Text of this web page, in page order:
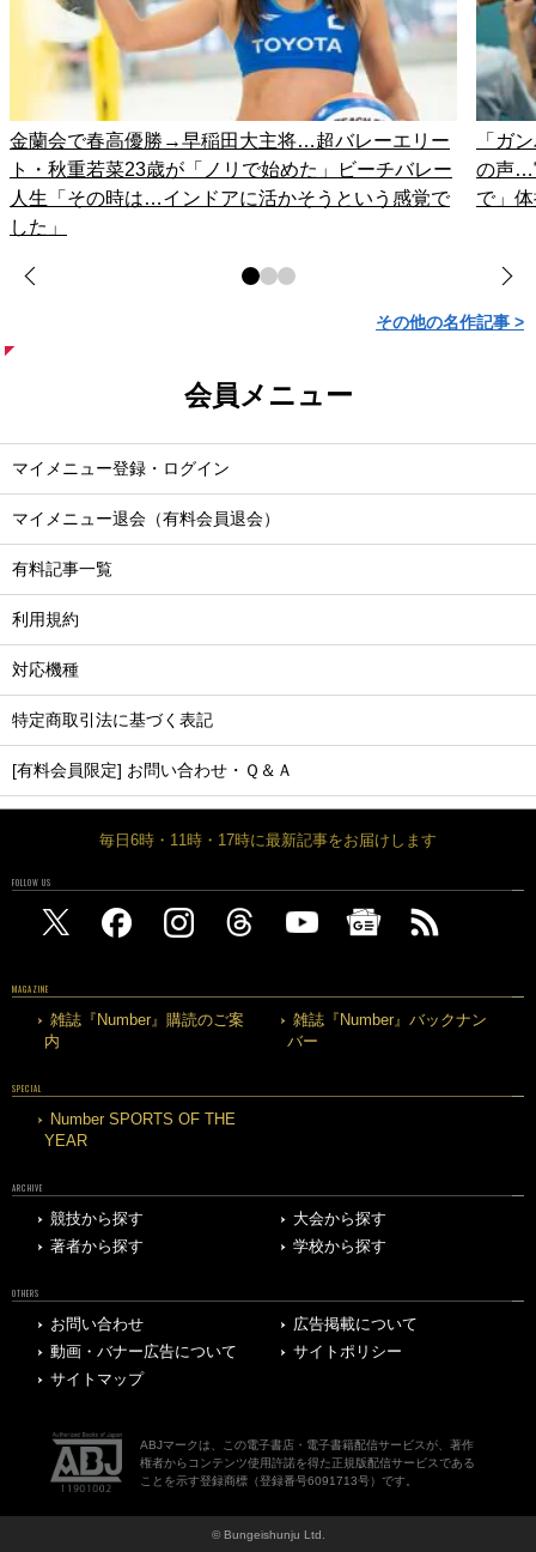
金蘭会で春高優勝→早稲田大主将…超バレーエリー
ト・秋重若菜23歳が「ノリで始めた」ビーチバレー
人生「その時は…インドアに活かそうという感覚で
した」
「ガ
の声…
で」
その他の名作記事 >
会員メニュー
マイメニュー登録・ログイン
マイメニュー退会（有料会員退会）
有料記事一覧
利用規約
対応機種
特定商取引法に基づく表記
[有料会員限定] お問い合わせ・Ｑ＆Ａ
毎日6時・11時・17時に最新記事をお届けします
FOLLOW US
MAGAZINE
雑誌『Number』購読のご案
内
雑誌『Number』バックナン
バー
SPECIAL
Number SPORTS OF THE
YEAR
ARCHIVE
競技から探す
大会から探す
著者から探す
学校から探す
OTHERS
お問い合わせ
広告掲載について
動画・バナー広告について
サイトポリシー
サイトマップ
ABJマークは、この電子書店・電子書籍配信サービスが、著作
権者からコンテンツ使用許諾を得た正規版配信サービスである
ことを示す登録商標（登録番号6091713号）です。
© Bungeishunju Ltd.